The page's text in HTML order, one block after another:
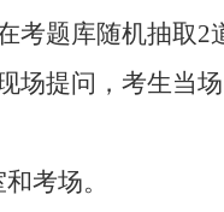
考题库随机抽取2
场提问，考生当场
和考场。